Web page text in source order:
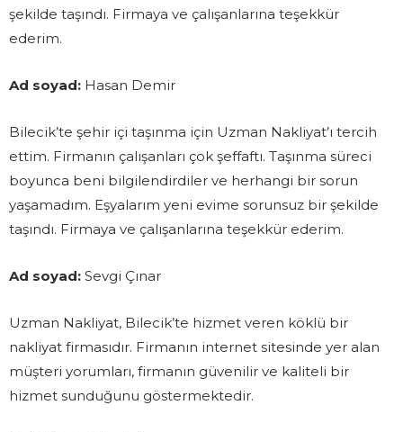
şekilde taşındı. Firmaya ve çalışanlarına teşekkür
ederim.
Ad soyad: Hasan Demir
Bilecik’te şehir içi taşınma için Uzman Nakliyat’ı tercih
ettim. Firmanın çalışanları çok şeffaftı. Taşınma süreci
boyunca beni bilgilendirdiler ve herhangi bir sorun
yaşamadım. Eşyalarım yeni evime sorunsuz bir şekilde
taşındı. Firmaya ve çalışanlarına teşekkür ederim.
Ad soyad: Sevgi Çınar
Uzman Nakliyat, Bilecik’te hizmet veren köklü bir
nakliyat firmasıdır. Firmanın internet sitesinde yer alan
müşteri yorumları, firmanın güvenilir ve kaliteli bir
hizmet sunduğunu göstermektedir.